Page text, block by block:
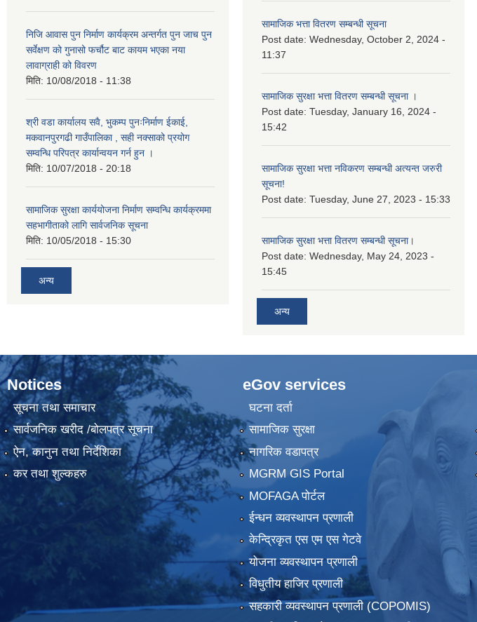
निजि आवास पुन निर्माण कार्यक्रम अन्तर्गत पुन जाच पुन
सर्वेक्षण को गुनासो फर्चौट बाट कायम भएका नया
लावाग्राही को विवरण
मिति: 10/08/2018 - 11:38
श्री वडा कार्यालय सवै, भुकम्प पुनःनिर्माण ईकाई,
मकवानपुरगढी गाउँपालिका , सही नक्साको प्रयोग
सम्वन्धि परिपत्र कार्यान्वयन गर्न हुन ।
मिति: 10/07/2018 - 20:18
सामाजिक सुरक्षा कार्ययोजना निर्माण सम्वन्धि कार्यक्रममा
सहभागीताको लागि सार्वजनिक सूचना
मिति: 10/05/2018 - 15:30
अन्य
सामाजिक भत्ता वितरण सम्बन्धी सूचना
Post date: Wednesday, October 2, 2024 -
11:37
सामाजिक सुरक्षा भत्ता वितरण सम्बन्धी सूचना ।
Post date: Tuesday, January 16, 2024 -
15:42
सामाजिक सुरक्षा भत्ता नविकरण सम्बन्धी अत्यन्त जरुरी
सूचना!
Post date: Tuesday, June 27, 2023 - 15:33
सामाजिक सुरक्षा भत्ता वितरण सम्बन्धी सूचना।
Post date: Wednesday, May 24, 2023 -
15:45
अन्य
Notices
सूचना तथा समाचार
सार्वजनिक खरीद /बोलपत्र सूचना
ऐन, कानुन तथा निर्देशिका
कर तथा शुल्कहरु
eGov services
घटना दर्ता
सामाजिक सुरक्षा
नागरिक वडापत्र
MGRM GIS Portal
MOFAGA पोर्टल
ईन्धन व्यवस्थापन प्रणाली
केन्द्रिकृत एस एम एस गेटवे
योजना व्यवस्थापन प्रणाली
विधुतीय हाजिर प्रणाली
सहकारी व्यवस्थापन प्रणाली (COPOMIS)